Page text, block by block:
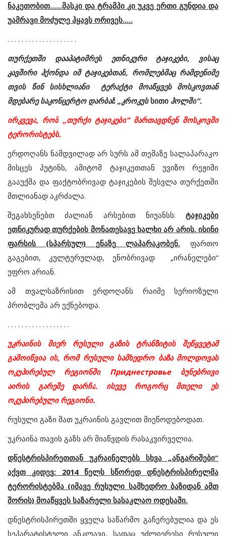
ნაკეთობით......მასკი და ტრამპი კი უკვე ერთი გუნდია და
უამრავი მოძულე ჰყავს ორივეს.....
. . . . . . . . . . . . . . . . . . . .
თურქეთში
დააპატიმრესეთნიკური ტაჯიკები, ვისაც
კავშირი ჰქონდა იმ ტაჯიკებთან, რომლებმაც რამდენიმე
თვის
წინ სისხლიანი ტერაქტი მოაწყვეს
მოსკოვთან
მდებარე საკონცერტო დარბაზ „კროკუს სითი ჰოლში“.
ირკვევა, რომ „თურქი ტაჯიკები“ მართავდნენ მოსკოვში
ტერორისტებს.
ერდოღანს ნამდვილად არ სურს ამ თემაზე სალაპარაკო
მისცეს
პუტინს,ამიტომ ტაჯიკეთთან უვიზო
რეჟიმი
გააუქმა და ფაქტობრივად ტაჯიკების შესვლა თურქეთში
მთლიანად აკრძალა.
შეგახსენებთ
ძალიან არსებით ნიუანსს: ტაჯიკები
ეთნიკურად თურქების მონათესავე ხალხი არ არის.ისინი
ფარსის (სპარსულ) ენაზე ლაპარაკობენ. ფართო
გაგებით, კულტურულად, ენობრივად „ირანელები“
უფრო არიან.
ამ
თვალსაზრისით ერდოღანს რაიმე
სერიოზული
პრობლემა არ ექნებოდა.
. . . . . . . . . . . . . . . . . .
უკრაინის
მიერ რუსული გაზის ტრანზიტის
შეწყვეტამ
გამოიწვია ის, რომ რუსული სამხედრო ბაზა მოლდოვას
ოკუპირებულ
რეგიონში Приднестровье ბუნებრივი
აირის
გარეშე დარჩა. ისევე როგორც მთელი ეს
ოკუპირებული რეგიონი.
რუსული გაზი მათ უკრაინის გავლით მიეწოდებოდათ.
უკრაინა თავის გაზს არ მიაწვდის რასაკვირველია.
დნესტრისპირეთთან უკრაინელებს სხვა „ანგარიშები“
აქვთ კიდევ: 2014 წელს სწორედ დნესტრისპირელმა
ტერორისტებმა (იმავე რუსული სამხედრო ბაზიდან ამთ
შორის) მოაწყვეს საზარელი სასაკლაო ოდესაში.
დნესტრისპირეთში ყველა საწარმო გაჩერებულია და ეს
სეპარატისტული ანკლავი, სადაც უძლიერესი რუსული